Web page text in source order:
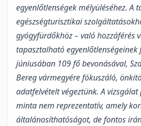
egyenlőtlenségek mélyüléséhez. A
egészségturisztikai
gyógyfürdőkhöz – való hozzáférés
tapasztalható
júniusában 109 fő bevonásával,
Bereg vármegyére fókuszáló,
adatfelvételt végeztünk. A
minta nem reprezentatív, amely
általánosíthatóságot, de fontos